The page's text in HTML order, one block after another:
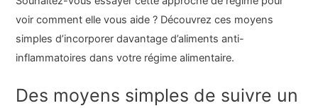
voir comment elle vous aide ? Découvrez ces moyens
simples d’incorporer davantage d’aliments anti-
inflammatoires dans votre régime alimentaire.
Des moyens simples de suivre un